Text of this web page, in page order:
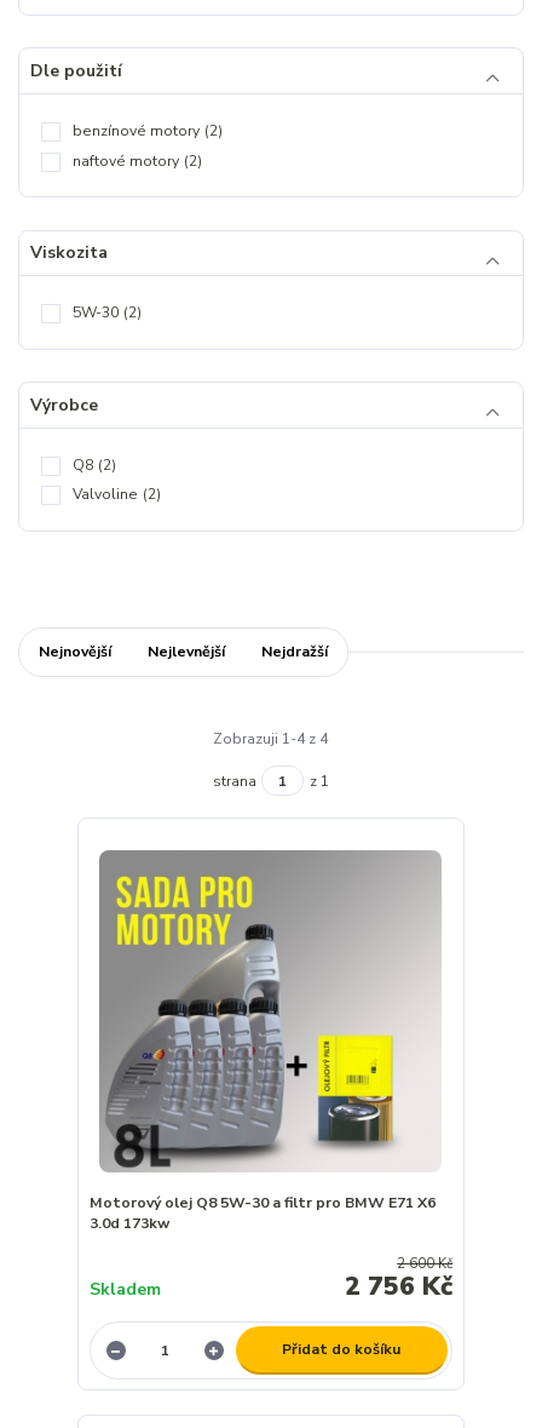
Dle použití
benzínové motory (2)
naftové motory (2)
Viskozita
5W-30 (2)
Výrobce
Q8 (2)
Valvoline (2)
Nejnovější Nejlevnější Nejdražší
Zobrazuji 1-4 z 4
strana z 1
Motorový olej Q8 5W-30 a filtr pro BMW E71 X6
3.0d 173kw
2 600 Kč
2 756 Kč
Skladem
Přidat do košíku